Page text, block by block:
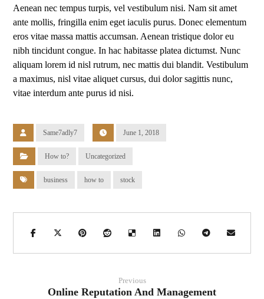
Aenean nec tempus turpis, vel vestibulum nisi. Nam sit amet
ante mollis, fringilla enim eget iaculis purus. Donec elementum
eros vitae massa mattis accumsan. Aenean tristique dolor eu
nibh tincidunt congue. In hac habitasse platea dictumst. Nunc
aliquam lorem id nisl rutrum, nec mattis dui blandit. Vestibulum
a maximus, nisl vitae aliquet cursus, dui dolor sagittis nunc,
vitae interdum ante purus id nisi.
Same7adly7 June 1, 2018
How to? Uncategorized
business how to stock
Previous
Online Reputation And Management